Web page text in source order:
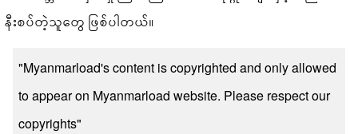
နီးစပ်တဲ့သူတွေ ဖြစ်ပါတယ်။
"Myanmarload's content is copyrighted and only allowed
to appear on Myanmarload website. Please respect our
copyrights"